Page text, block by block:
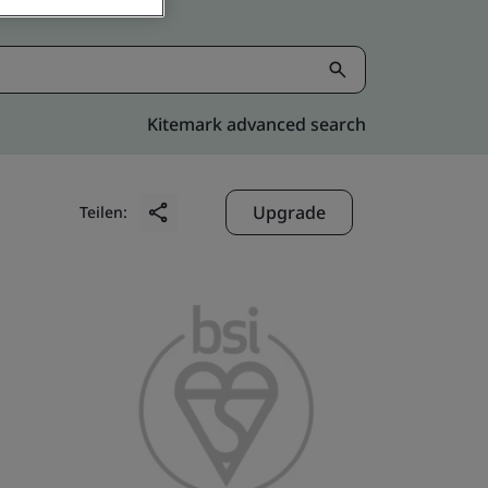
Kitemark advanced search
Teilen: Upgrade